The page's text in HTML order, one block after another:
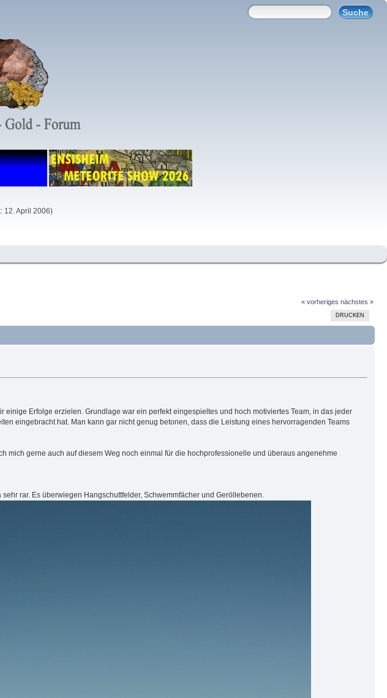
12. April 2006)
« vorheriges nächstes »
DRUCKEN
Erfolge erzielen. Grundlage war ein perfekt eingespieltes und hoch motiviertes Team, in das jeder
eingebracht hat. Man kann gar nicht genug betonen, dass die Leistung eines hervorragenden Teams
gerne auch auf diesem Weg noch einmal für die hochprofessionelle und überaus angenehme
rar. Es überwiegen Hangschuttfelder, Schwemmfächer und Geröllebenen.